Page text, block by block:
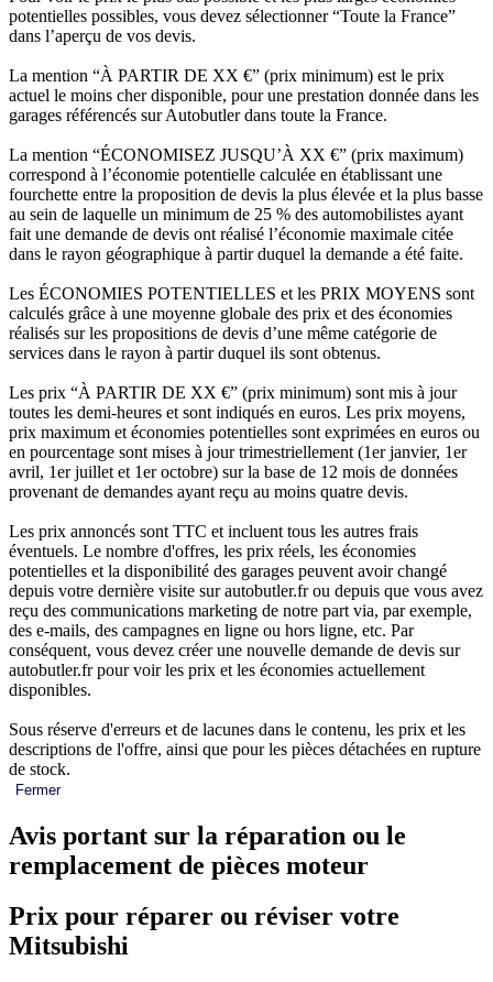
potentielles possibles, vous devez sélectionner “Toute la France”
dans l’aperçu de vos devis.
La mention “À PARTIR DE XX €” (prix minimum) est le prix
actuel le moins cher disponible, pour une prestation donnée dans les
garages référencés sur Autobutler dans toute la France.
La mention “ÉCONOMISEZ JUSQU’À XX €” (prix maximum)
correspond à l’économie potentielle calculée en établissant une
fourchette entre la proposition de devis la plus élevée et la plus basse
au sein de laquelle un minimum de 25 % des automobilistes ayant
fait une demande de devis ont réalisé l’économie maximale citée
dans le rayon géographique à partir duquel la demande a été faite.
Les ÉCONOMIES POTENTIELLES et les PRIX MOYENS sont
calculés grâce à une moyenne globale des prix et des économies
réalisés sur les propositions de devis d’une même catégorie de
services dans le rayon à partir duquel ils sont obtenus.
Les prix “À PARTIR DE XX €” (prix minimum) sont mis à jour
toutes les demi-heures et sont indiqués en euros. Les prix moyens,
prix maximum et économies potentielles sont exprimées en euros ou
en pourcentage sont mises à jour trimestriellement (1er janvier, 1er
avril, 1er juillet et 1er octobre) sur la base de 12 mois de données
provenant de demandes ayant reçu au moins quatre devis.
Les prix annoncés sont TTC et incluent tous les autres frais
éventuels. Le nombre d'offres, les prix réels, les économies
potentielles et la disponibilité des garages peuvent avoir changé
depuis votre dernière visite sur autobutler.fr ou depuis que vous avez
reçu des communications marketing de notre part via, par exemple,
des e-mails, des campagnes en ligne ou hors ligne, etc. Par
conséquent, vous devez créer une nouvelle demande de devis sur
autobutler.fr pour voir les prix et les économies actuellement
disponibles.
Sous réserve d'erreurs et de lacunes dans le contenu, les prix et les
descriptions de l'offre, ainsi que pour les pièces détachées en rupture
de stock.
Fermer
Avis portant sur la réparation ou le
remplacement de pièces moteur
Prix pour réparer ou réviser votre
Mitsubishi